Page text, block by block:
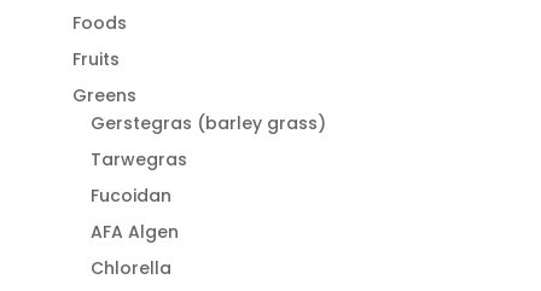
Foods
Fruits
Greens
Gerstegras (barley grass)
Tarwegras
Fucoidan
AFA Algen
Chlorella